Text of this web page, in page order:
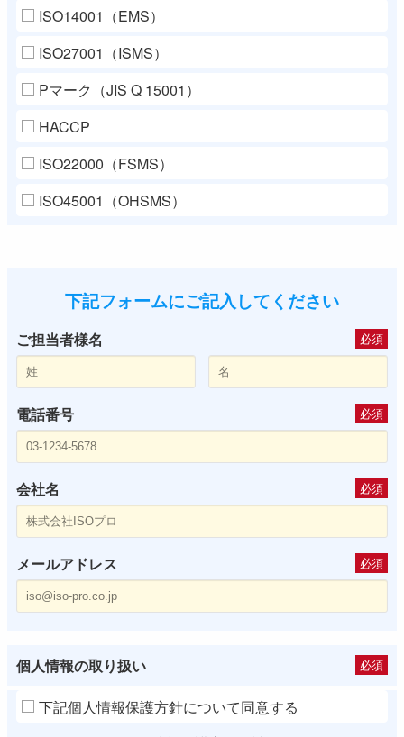
ISO14001（EMS）
ISO27001（ISMS）
Pマーク（JIS Q 15001）
HACCP
ISO22000（FSMS）
ISO45001（OHSMS）
下記フォームにご記入してください
ご担当者様名 必須
電話番号 必須
会社名 必須
メールアドレス 必須
個人情報の取り扱い 必須
下記個人情報保護方針について同意する